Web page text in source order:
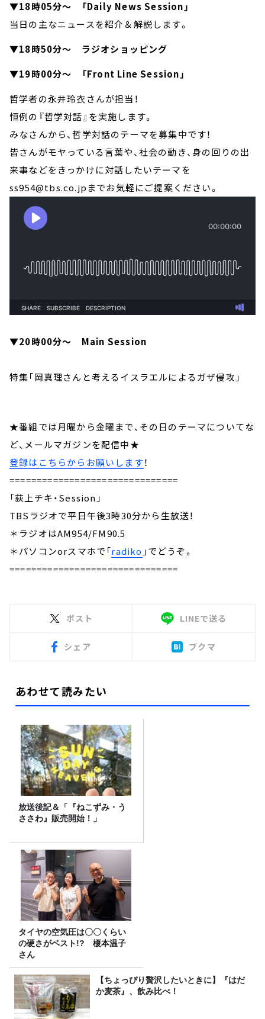
▼18時05分～ 「Daily News Session」
当日の主なニュースを紹介＆解説します。
▼18時50分～ ラジオショッピング
▼19時00分～ 「Front Line Session」
哲学者の永井玲衣さんが担当！
恒例の『哲学対話』を実施します。
みなさんから、哲学対話のテーマを募集中です！
皆さんがモヤっている言葉や、社会の動き、身の回りの出
来事などをきっかけに対話したいテーマを
ss954@tbs.co.jpまでお気軽にご提案ください。
▼20時00分～ Main Session
特集「岡真理さんと考えるイスラエルによるガザ侵攻」
★番組では月曜から金曜まで、その日のテーマについてな
ど、メールマガジンを配信中★
登録はこちらからお願いします！
===============================
「荻上チキ・Session」
TBSラジオで平日午後3時30分から生放送！
＊ラジオはAM954/FM90.5
＊パソコンorスマホで「radiko 」でどうぞ。
===============================
ポスト LINEで送る
シェア ブクマ
あわせて読みたい
放送後記＆「『ねこずみ・う
ささわ』販売開始！」
タイヤの空気圧は〇〇くらい
の硬さがベスト!? 榎本温子
さん
【ちょっぴり贅沢したいときに】『はだ
か麦茶』、飲み比べ！